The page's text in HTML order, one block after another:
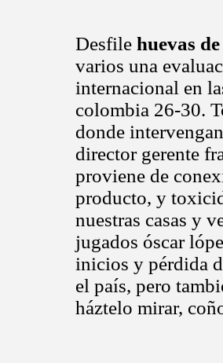
Desfile huevas
varios una
internacional en
colombia 26-30.
donde
director gerente
proviene de
producto, y
nuestras casas y
jugados óscar
inicios y pérdida
el país, pero
háztelo mirar,